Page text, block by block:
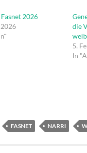
2026
die
5.
In
FASNET NARRI